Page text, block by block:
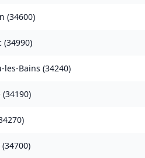
(34600)
(34990)
les-Bains (34240)
(34190)
)
(34700)